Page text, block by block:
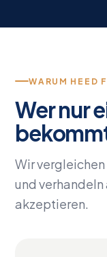
WARUM HEED
Wer nur
Wir
und
akzeptieren.